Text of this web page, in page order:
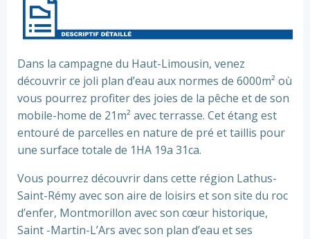
Dans la campagne du Haut-Limousin, venez
découvrir ce joli plan d’eau aux normes de 6000m² où
vous pourrez profiter des joies de la pêche et de son
mobile-home de 21m² avec terrasse. Cet étang est
entouré de parcelles en nature de pré et taillis pour
une surface totale de 1HA 19a 31ca.
Vous pourrez découvrir dans cette région Lathus-
Saint-Rémy avec son aire de loisirs et son site du roc
d’enfer, Montmorillon avec son cœur historique,
Saint -Martin-L’Ars avec son plan d’eau et ses